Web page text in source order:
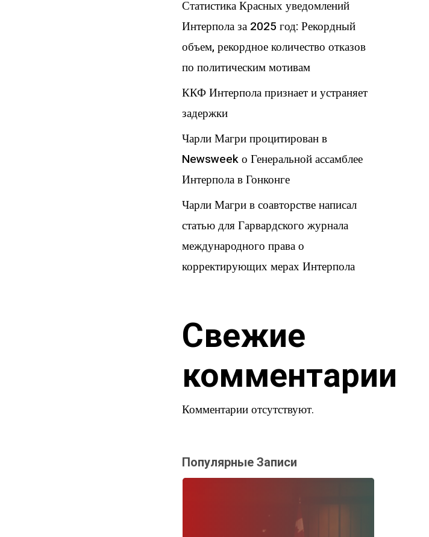
Статистика Красных уведомлений
Интерпола за 2025 год: Рекордный
объем, рекордное количество отказов
по политическим мотивам
ККФ Интерпола признает и устраняет
задержки
Чарли Магри процитирован в
Newsweek о Генеральной ассамблее
Интерпола в Гонконге
Чарли Магри в соавторстве написал
статью для Гарвардского журнала
международного права о
корректирующих мерах Интерпола
Свежие
комментарии
Комментарии отсутствуют.
Популярные Записи